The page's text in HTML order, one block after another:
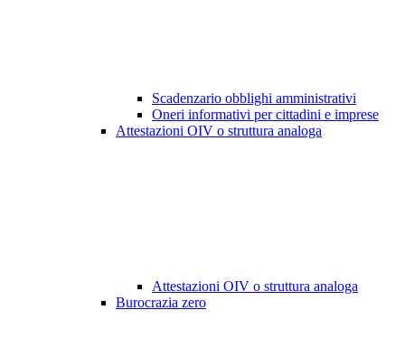
Scadenzario obblighi amministrativi
Oneri informativi per cittadini e imprese
Attestazioni OIV o struttura analoga
Attestazioni OIV o struttura analoga
Burocrazia zero